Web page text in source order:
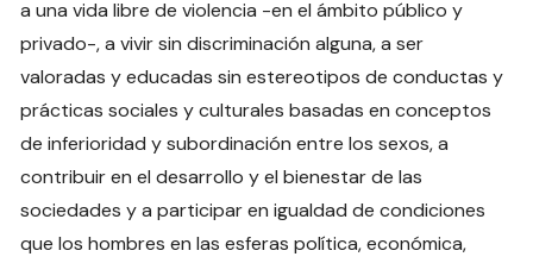
a una vida libre de violencia -en el ámbito público y
privado-, a vivir sin discriminación alguna, a ser
valoradas y educadas sin estereotipos de conductas y
prácticas sociales y culturales basadas en conceptos
de inferioridad y subordinación entre los sexos, a
contribuir en el desarrollo y el bienestar de las
sociedades y a participar en igualdad de condiciones
que los hombres en las esferas política, económica,